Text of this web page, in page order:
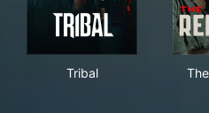
Tribal